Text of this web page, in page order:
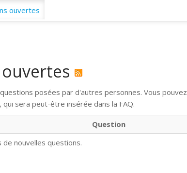
ouvertes
posées par d'autres personnes. Vous pouvez
sera peut-être insérée dans la FAQ.
Question
de nouvelles questions.